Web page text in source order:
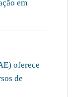
em
oferece
de